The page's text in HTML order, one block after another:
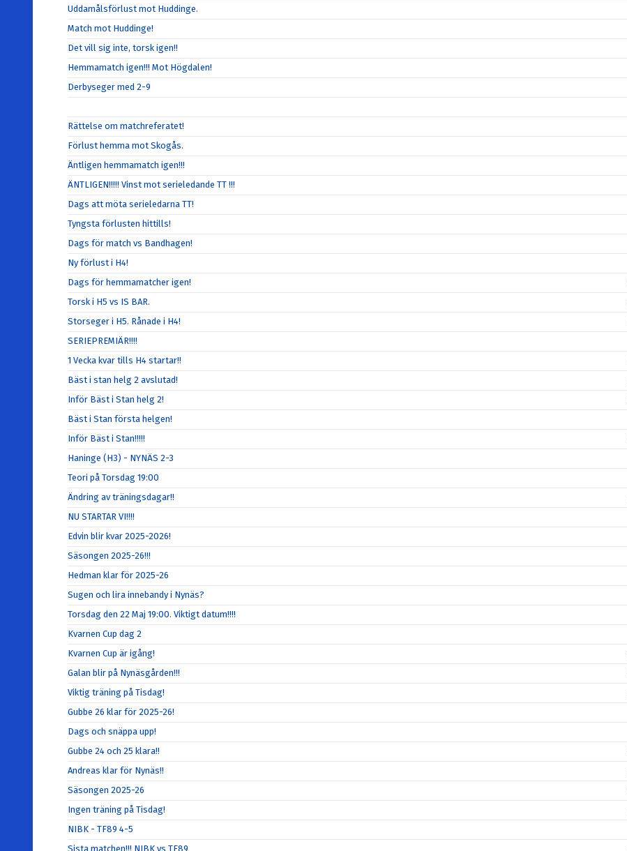
Uddamålsförlust mot Huddinge.
Match mot Huddinge!
Det vill sig inte, torsk igen!!
Hemmamatch igen!!! Mot Högdalen!
Derbyseger med 2-9
Rättelse om matchreferatet!
Förlust hemma mot Skogås.
Äntligen hemmamatch igen!!!
ÄNTLIGEN!!!!! Vinst mot serieledande TT !!!
Dags att möta serieledarna TT!
Tyngsta förlusten hittills!
Dags för match vs Bandhagen!
Ny förlust i H4!
Dags för hemmamatcher igen!
Torsk i H5 vs IS BAR.
Storseger i H5. Rånade i H4!
SERIEPREMIÄR!!!!
1 Vecka kvar tills H4 startar!!
Bäst i stan helg 2 avslutad!
Inför Bäst i Stan helg 2!
Bäst i Stan första helgen!
Inför Bäst i Stan!!!!!
Haninge (H3) - NYNÄS 2-3
Teori på Torsdag 19:00
Ändring av träningsdagar!!
NU STARTAR VI!!!!
Edvin blir kvar 2025-2026!
Säsongen 2025-26!!!
Hedman klar för 2025-26
Sugen och lira innebandy i Nynäs?
Torsdag den 22 Maj 19:00. Viktigt datum!!!!
Kvarnen Cup dag 2
Kvarnen Cup är igång!
Galan blir på Nynäsgården!!!
Viktig träning på Tisdag!
Gubbe 26 klar för 2025-26!
Dags och snäppa upp!
Gubbe 24 och 25 klara!!
Andreas klar för Nynäs!!
Säsongen 2025-26
Ingen träning på Tisdag!
NIBK - TF89 4-5
Sista matchen!!! NIBK vs TF89